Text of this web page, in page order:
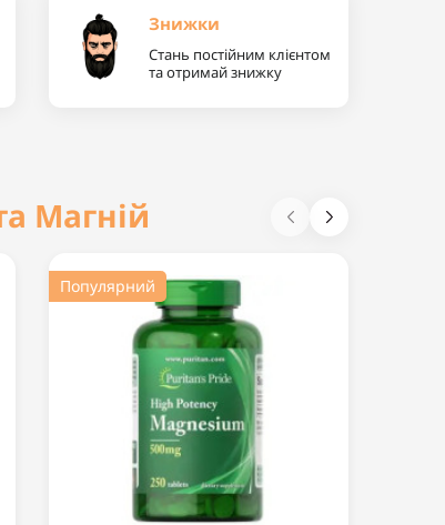
Знижки
Стань постійним клієнтом
та отримай знижку
Магній
Популярний